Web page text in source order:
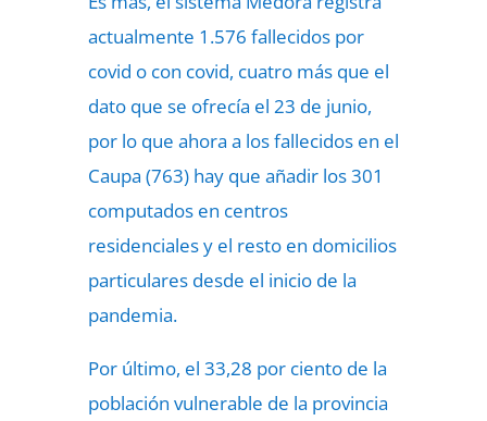
actualmente 1.576 fallecidos por
covid o con covid, cuatro más que el
dato que se ofrecía el 23 de junio,
por lo que ahora a los fallecidos en el
Caupa (763) hay que añadir los 301
computados en centros
residenciales y el resto en domicilios
particulares desde el inicio de la
pandemia.
Por último, el 33,28 por ciento de la
población vulnerable de la provincia